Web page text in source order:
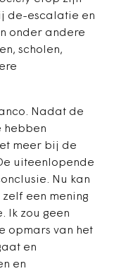
de-escalatie en
onder andere
scholen,
Nadat de
hebben
meer bij de
uiteenlopende
Nu kan
een mening
Ik zou geen
opmars van het
en
en